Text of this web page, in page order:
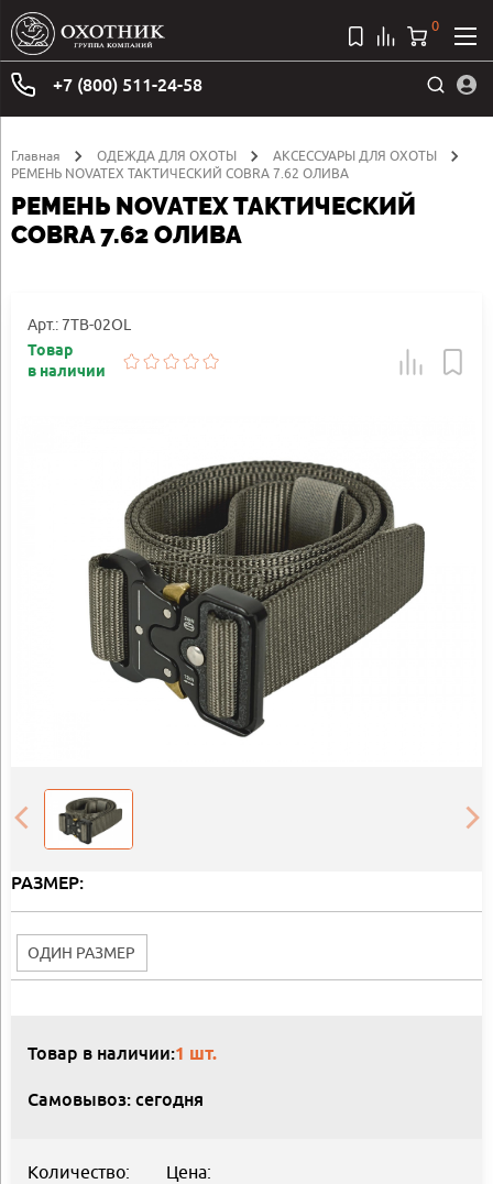
+7 (800) 511-24-58
0
Главная ОДЕЖДА ДЛЯ ОХОТЫ
АКСЕССУАРЫ ДЛЯ ОХОТЫ
РЕМЕНЬ NOVATEX ТАКТИЧЕСКИЙ COBRA 7.62 ОЛИВА
РЕМЕНЬ NOVATEX ТАКТИЧЕСКИЙ
COBRA 7.62 ОЛИВА
Арт.: 7TB-02OL
Товар
в наличии
РАЗМЕР:
ОДИН РАЗМЕР
Товар в наличии:1 шт.
Самовывоз: сегодня
Количество: Цена: